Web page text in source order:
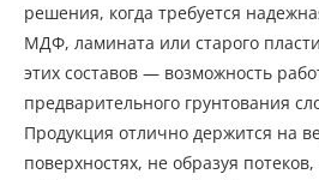
решения, когда требуется
МДФ, ламината или старого
этих составов — возможность
предварительного грунтования
Продукция отлично держится на
поверхностях, не образуя потеков,